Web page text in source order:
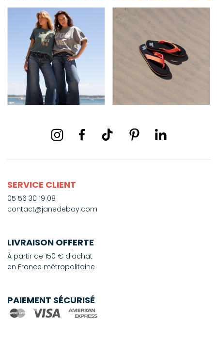
SERVICE CLIENT
05 56 30 19 08
contact@janedeboy.com
LIVRAISON OFFERTE
À partir de 150 € d'achat
en France métropolitaine
PAIEMENT SÉCURISÉ